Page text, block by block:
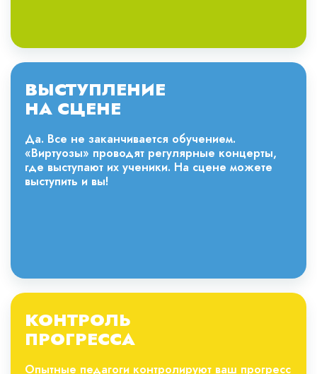
ВЫСТУПЛЕНИЕ
НА СЦЕНЕ
Да. Все не заканчивается обучением.
«Виртуозы» проводят регулярные концерты,
где выступают их ученики. На сцене можете
выступить и вы!
КОНТРОЛЬ
ПРОГРЕССА
Опытные педагоги контролируют ваш прогресс